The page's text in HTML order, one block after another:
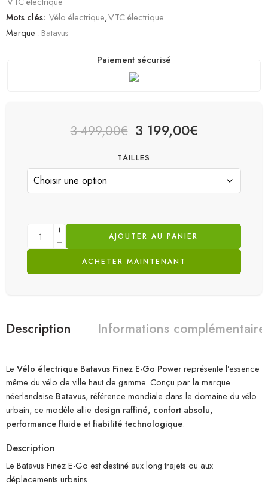
Mots clés: Vélo électrique,VTC électrique
Marque :Batavus
Paiement sécurisé
3 499,00€ 3 199,00€
TAILLES
AJOUTER AU PANIER
ACHETER MAINTENANT
Description Informations
Le Vélo électrique Batavus Finez E-Go Powerreprésente l’essence
même du vélo de ville haut de gamme. Conçu par la marque
néerlandaise Batavus, référence mondiale dans le domaine du vélo
urbain, ce modèle allie design raffiné, confort absolu,
performance fluide et fiabilité technologique.
Description
Le Batavus Finez E-Go est destiné aux long trajets ou aux
déplacements urbains.